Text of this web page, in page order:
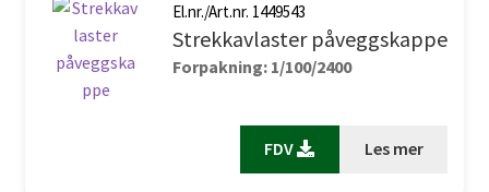
El.nr./Art.nr. 1449543
Strekkavlaster påveggskappe
Forpakning: 1/100/2400
FDV Les mer